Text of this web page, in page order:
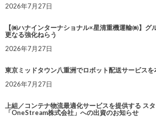
2026年7月27日
【㈱ハナインターナショナル×星清重機運輸㈱】グ
更なる強化ねらう
2026年7月27日
東京ミッドタウン八重洲でロボット配送サービスを
2026年7月27日
上組／コンテナ物流最適化サービスを提供する ス
「OneStream株式会社」への出資のお知らせ